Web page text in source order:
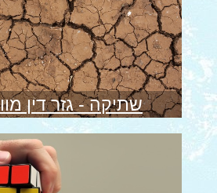
שתיקה - גזר דין